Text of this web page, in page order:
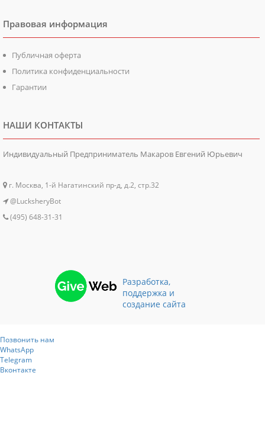
Правовая информация
Публичная оферта
Политика конфиденциальности
Гарантии
НАШИ КОНТАКТЫ
Индивидуальный Предприниматель Макаров Евгений Юрьевич
г. Москва, 1-й Нагатинский пр-д, д.2, стр.32
@LucksheryBot
(495) 648-31-31
Разработка,
поддержка и
создание сайта
Позвонить нам
WhatsApp
Telegram
Вконтакте